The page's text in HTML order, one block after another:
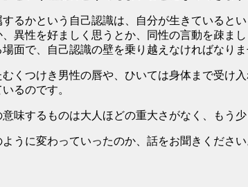
るかという自己認識は、自分が生きていると
異性を好ましく思うとか、同性の言動を疎ま
面で、自己認識の壁を乗り越えなければなりま
くつけき男性の唇や、ひいては身体まで受け
るのです。
するものは大人ほどの重大さがなく、もう少
うに変わっていったのか、話をお聞きください